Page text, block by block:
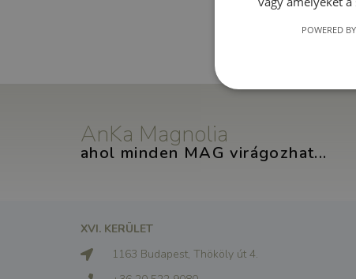
AnKa Magnolia
ahol minden MAG virágozhat...
XVI. KERÜLET
1163 Budapest, Thököly út 4.
POWERED